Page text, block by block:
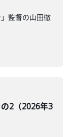
監督の山田徹
2（2026年3